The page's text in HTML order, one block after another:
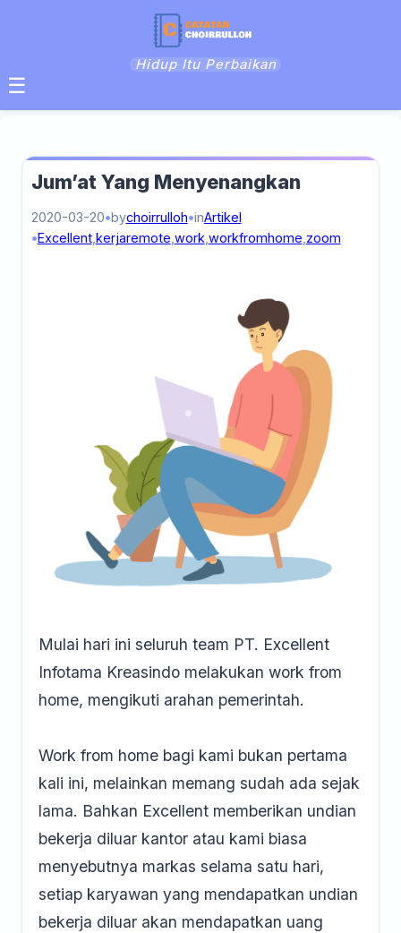
Hidup Itu Perbaikan
☰
Jum’at Yang Menyenangkan
2020-03-20 bychoirrulloh inArtikel
Excellent, kerjaremote work workfromhome zoom
Mulai hari ini seluruh team PT. Excellent
Infotama Kreasindo melakukan work from
home, mengikuti arahan pemerintah.
Work from home bagi kami bukan pertama
kali ini, melainkan memang sudah ada sejak
lama. Bahkan Excellent memberikan undian
bekerja diluar kantor atau kami biasa
menyebutnya markas selama satu hari,
setiap karyawan yang mendapatkan undian
bekerja diluar akan mendapatkan uang